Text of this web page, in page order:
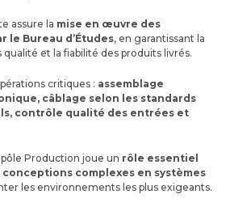
assure la mise en œuvre des
le Bureau d’Études, en garantissant la
et la fiabilité des produits livrés.
critiques : assemblage
câblage selon les standards
contrôle qualité des entrées et
Production joue un rôle essentiel
complexes en systèmes
les environnements les plus exigeants.